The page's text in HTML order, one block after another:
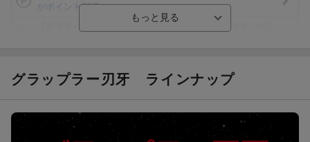
がポイント20倍
ト山分け
エントリー＆3,000円以上購入で無料データSIM（3GB/月プ
グラップラー刃牙 ラインナップ